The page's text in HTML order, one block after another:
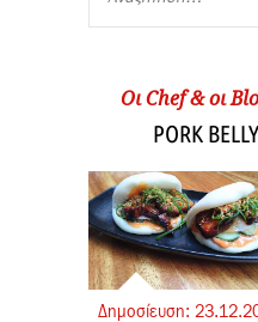
Oι Chef & οι
PORK
Δημοσίευση: 23.12.